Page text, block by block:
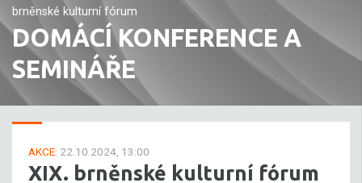
brněnské kulturní fórum
DOMÁCÍ KONFERENCE A
SEMINÁŘE
AKCE: 22.10.2024, 13:00
XIX. brněnské kulturní fórum